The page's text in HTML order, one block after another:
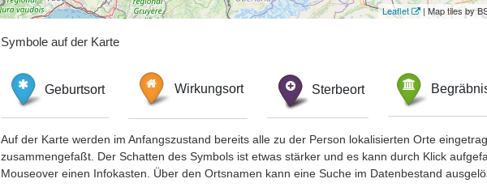
Leaflet | Map tiles by
Symbole auf der Karte
Geburtsort Wirkungsort Sterbeort
Auf der Karte werden im Anfangszustand bereits alle zu der Person lokalisierten Orte
zusammengefaßt. Der Schatten des Symbols ist etwas stärker und es kann durch Klick
Mouseover einen Infokasten. Über den Ortsnamen kann eine Suche im Datenbestand